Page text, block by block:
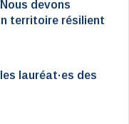
devons
territoire résilient
lauréat·es des